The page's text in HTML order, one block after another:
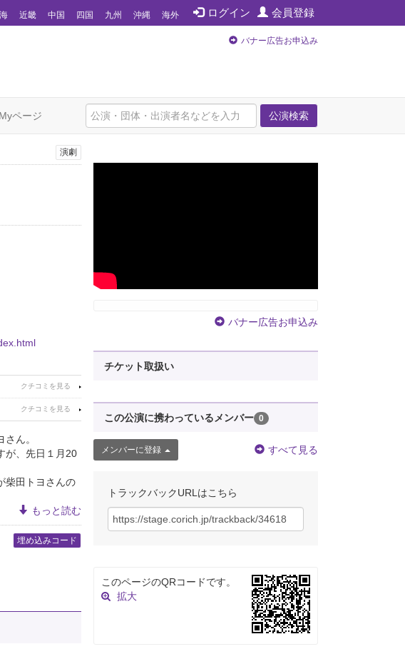
ログイン 会員登録
近畿 中国 四国 九州 沖縄 海外
バナー広告お申込み
公演検索
Myページ
演劇
ん。
が、先日１月20
柴田トヨさんの
もっと読む
埋め込みコード
バナー広告お申込み
チケット取扱い
この公演に携わっているメンバー 0
メンバーに登録 すべて見る
トラックバックURLはこちら
このページのQRコードです。
拡大